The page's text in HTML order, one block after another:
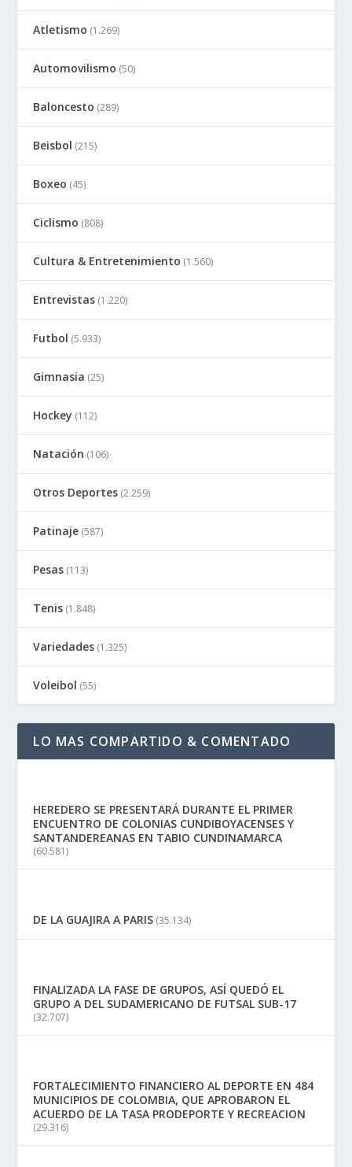
Atletismo (1.269)
Automovilismo (50)
Baloncesto (289)
Beisbol (215)
Boxeo (45)
Ciclismo (808)
Cultura & Entretenimiento (1.560)
Entrevistas (1.220)
Futbol (5.933)
Gimnasia (25)
Hockey (112)
Natación (106)
Otros Deportes (2.259)
Patinaje (587)
Pesas (113)
Tenis (1.848)
Variedades (1.325)
Voleibol (55)
LO MAS COMPARTIDO & COMENTADO
HEREDERO SE PRESENTARÁ DURANTE EL PRIMER
ENCUENTRO DE COLONIAS CUNDIBOYACENSES Y
SANTANDEREANAS EN TABIO CUNDINAMARCA
(60.581)
DE LA GUAJIRA A PARIS (35.134)
FINALIZADA LA FASE DE GRUPOS, ASÍ QUEDÓ EL
GRUPO A DEL SUDAMERICANO DE FUTSAL SUB-17
(32.707)
FORTALECIMIENTO FINANCIERO AL DEPORTE EN 484
MUNICIPIOS DE COLOMBIA, QUE APROBARON EL
ACUERDO DE LA TASA PRODEPORTE Y RECREACION
(29.316)